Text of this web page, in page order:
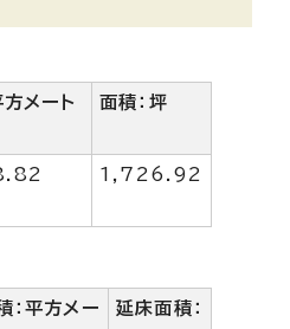
方メート
面積：坪
1,726.92
：平方メー
延床面積：